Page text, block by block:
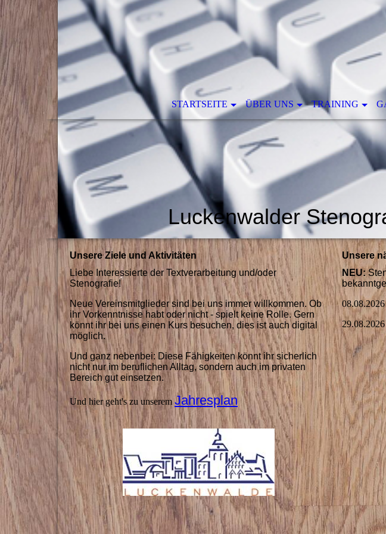
STARTSEITE ÜBER UNS TRAINING
Luckenwalder
Unsere Ziele und Aktivitäten
Liebe Interessierte der Textverarbeitung und/oder
Stenografie!
Neue Vereinsmitglieder sind bei uns immer willkommen. Ob
ihr Vorkenntnisse habt oder nicht - spielt keine Rolle. Gern
könnt ihr bei uns einen Kurs besuchen, dies ist auch digital
möglich.
Und ganz nebenbei: Diese Fähigkeiten könnt ihr sicherlich
nicht nur im beruflichen Alltag, sondern auch im privaten
Bereich gut einsetzen.
Und hier geht's zu unserem Jahresplan
Unsere
NEU: